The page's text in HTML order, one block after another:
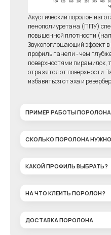
Акустический поролон
пенополиуретана (ППУ)
повышенной плотности
Звукопоглощающий эффект
профиль панели - чем
поверхностями пирамидок,
отразятся от поверхности.
избавиться от эха и
ПРИМЕР РАБОТЫ
СКОЛЬКО ПОРОЛОНА
КАКОЙ ПРОФИЛЬ ВЫБРАТЬ?
НА ЧТО КЛЕИТЬ ПОРОЛОН?
ДОСТАВКА ПОРОЛОНА